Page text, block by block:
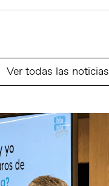
Ver todas las noticias